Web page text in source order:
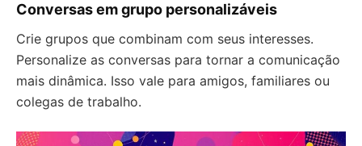
Conversas em grupo personalizáveis
Crie grupos que combinam com seus interesses.
Personalize as conversas para tornar a comunicação
mais dinâmica. Isso vale para amigos, familiares ou
colegas de trabalho.